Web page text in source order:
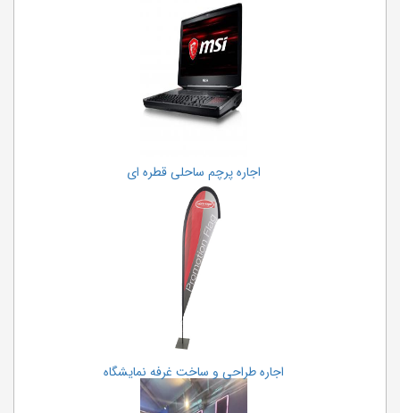
اجاره پرچم ساحلی قطره ای
اجاره طراحی و ساخت غرفه نمایشگاه